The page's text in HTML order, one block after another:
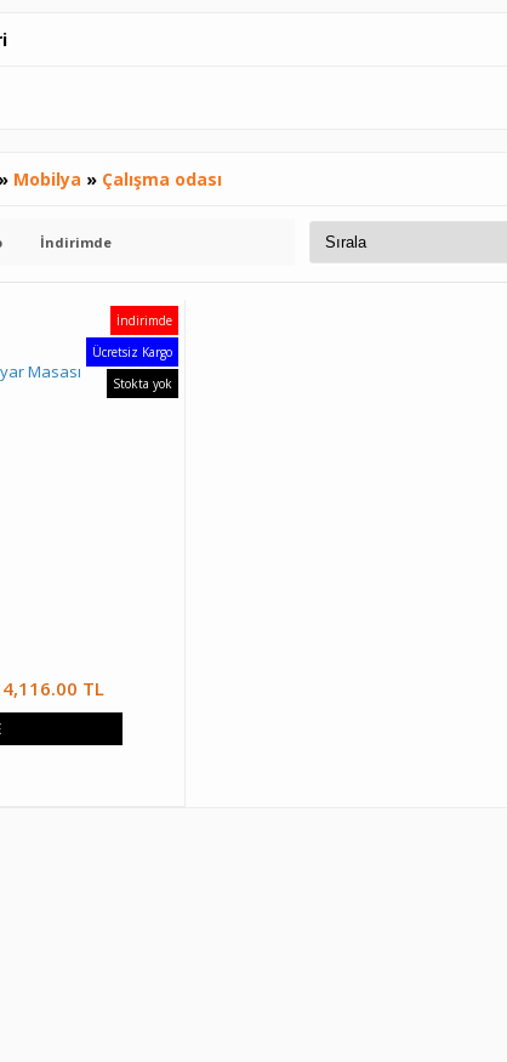
» Mobilya » Çalışma odası
İndirimde
İndirimde
Ücretsiz Kargo
Stokta yok
4,116.00 TL